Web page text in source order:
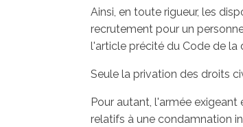
Ainsi, en toute rigueur, les
recrutement pour un
l'article précité du Code de la
Seule la privation des droits
Pour autant, l'armée
relatifs à une condamnation